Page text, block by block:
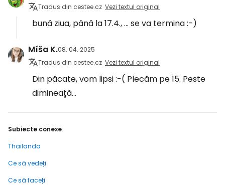
Tradus din cestee.cz Vezi textul original
bună ziua, până la 17.4., ... se va termina :-)
Míša K.08. 04. 2025
Tradus din cestee.cz Vezi textul original
Din păcate, vom lipsi :-( Plecăm pe 15. Peste
dimineață...
Subiecte conexe
Thailanda
Ce să vedeți
Ce să faceți